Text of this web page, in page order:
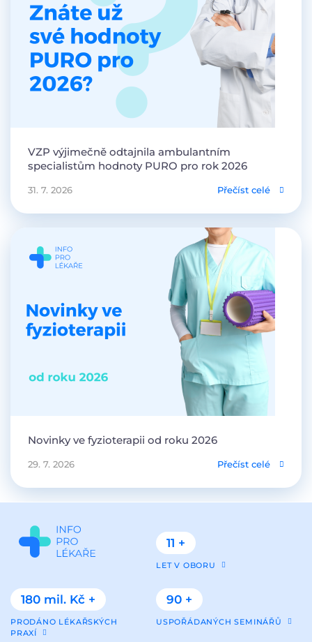
VZP výjimečně odtajnila ambulantním
specialistům hodnoty PURO pro rok 2026
31. 7. 2026 Přečíst celé
Novinky ve fyzioterapii od roku 2026
29. 7. 2026 Přečíst celé
11 +
LET V OBORU
180 mil. Kč +
PRODÁNO LÉKAŘSKÝCH
PRAXÍ
90 +
USPOŘÁDANÝCH SEMINÁŘŮ